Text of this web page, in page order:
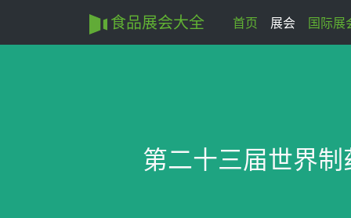
食品展会大全 首页 展会 国际展
第二十三届世界